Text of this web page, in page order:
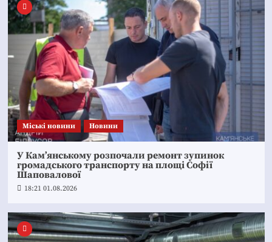
Mіські новини Новини
У Кам’янському розпочали ремонт зупинок
громадського транспорту на площі Софії
Шаповалової
18:21 01.08.2026